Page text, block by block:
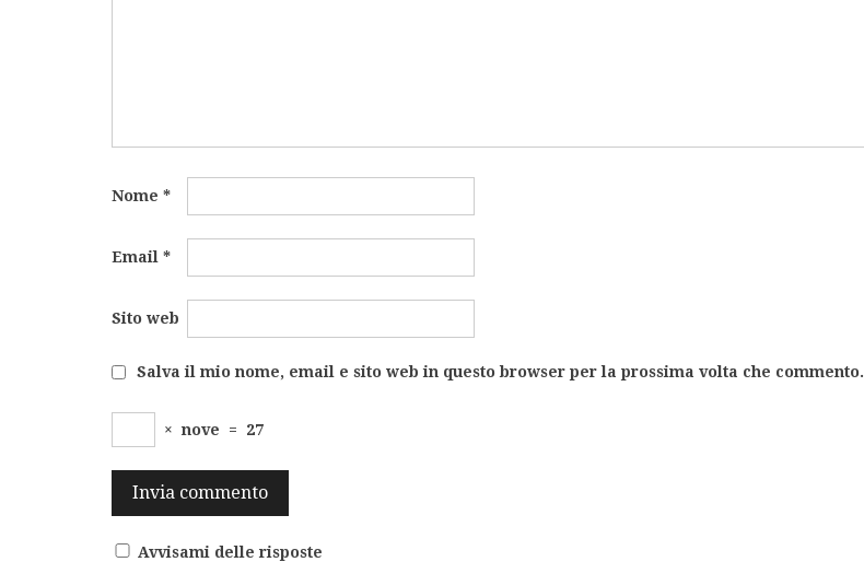
Nome *
Email *
Sito web
Salva il mio nome, email e sito web in questo browser per la prossima volta che commento.
× nove = 27
Avvisami delle risposte